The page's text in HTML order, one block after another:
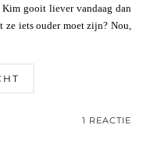
gooit liever vandaag dan
iets ouder moet zijn? Nou,
1 REACTIE